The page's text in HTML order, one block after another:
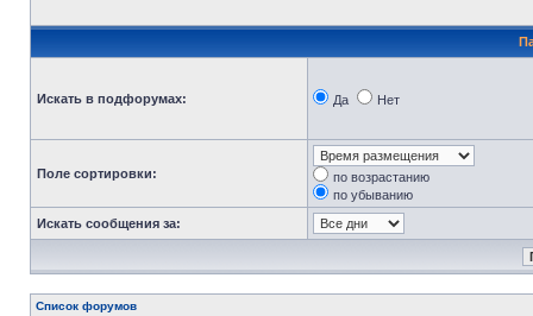
Искать в подфорумах: Да Нет
Поле сортировки:
по возрастанию
по убыванию
Искать сообщения за:
Список форумов